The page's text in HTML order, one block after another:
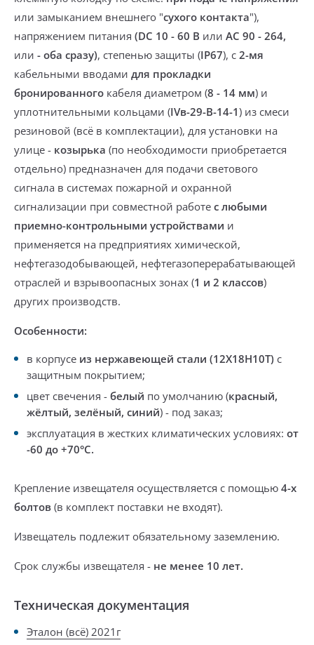
или замыканием внешнего "сухого контакта"),
напряжением питания (DC 10 - 60 В или AC 90 - 264,
или - оба сразу), степенью защиты (IP67), с 2-мя
кабельными вводами для прокладки
бронированного кабеля диаметром (8 - 14 мм) и
уплотнительными кольцами (IVв-29-В-14-1) из смеси
резиновой (всё в комплектации), для установки на
улице - козырька (по необходимости приобретается
отдельно) предназначен для подачи светового
сигнала в системах пожарной и охранной
сигнализации при совместной работе с любыми
приемно-контрольными устройствами и
применяется на предприятиях химической,
нефтегазодобывающей, нефтегазоперерабатывающей
отраслей и взрывоопасных зонах (1 и 2 классов)
других производств.
Особенности:
в корпусе из нержавеющей стали (12Х18Н10Т) с
защитным покрытием;
цвет свечения - белый по умолчанию (красный,
жёлтый, зелёный, синий) - под заказ;
эксплуатация в жестких климатических условиях: от
-60 до +70°С.
Крепление извещателя осуществляется с помощью 4-х
болтов (в комплект поставки не входят).
Извещатель подлежит обязательному заземлению.
Срок службы извещателя - не менее 10 лет.
Техническая документация
Эталон (всё) 2021г